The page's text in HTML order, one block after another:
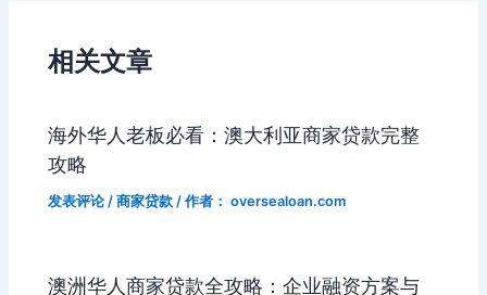
o
k
ki
m
er
相关文章
海外华人老板必看：澳大利亚商家贷款完整
攻略
发表评论 /商家贷款 / 作者： oversealoan.com
澳洲华人商家贷款全攻略：企业融资方案与